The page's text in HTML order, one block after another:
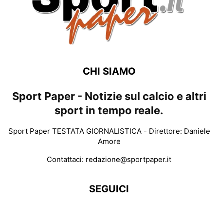
CHI SIAMO
Sport Paper - Notizie sul calcio e altri
sport in tempo reale.
Sport Paper TESTATA GIORNALISTICA - Direttore: Daniele
Amore
Contattaci: redazione@sportpaper.it
SEGUICI